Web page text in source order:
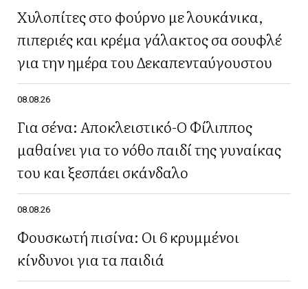
Χυλοπίτες στο φούρνο με λουκάνικα,
πιπεριές και κρέμα γάλακτος σα σουφλέ
για την ημέρα του Δεκαπενταύγουστου
08.08.26
Για σένα: Αποκλειστικό-Ο Φίλιππος
μαθαίνει για το νόθο παιδί της γυναίκας
του και ξεσπάει σκάνδαλο
08.08.26
Φουσκωτή πισίνα: Οι 6 κρυμμένοι
κίνδυνοι για τα παιδιά